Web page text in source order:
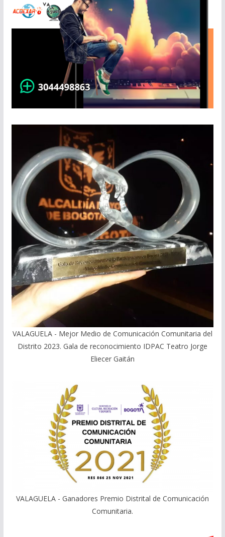
VALAGUELA - Mejor Medio de Comunicación Comunitaria del
Distrito 2023. Gala de reconocimiento IDPAC Teatro Jorge
Eliecer Gaitán
VALAGUELA - Ganadores Premio Distrital de Comunicación
Comunitaria.